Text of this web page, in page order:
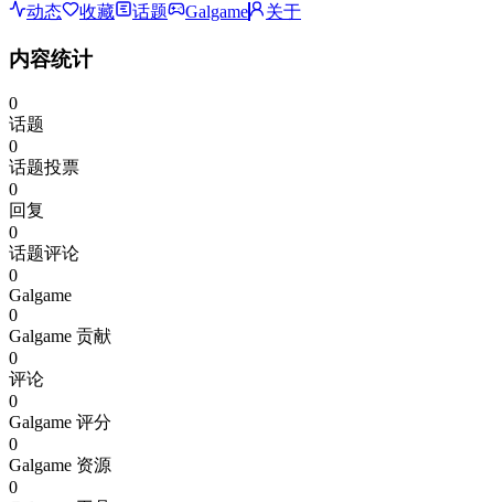
动态
收藏 话题 Galgame 关于
内容统计
0
话题
0
话题投票
0
回复
0
话题评论
0
Galgame
0
Galgame 贡献
0
评论
0
Galgame 评分
0
Galgame 资源
0